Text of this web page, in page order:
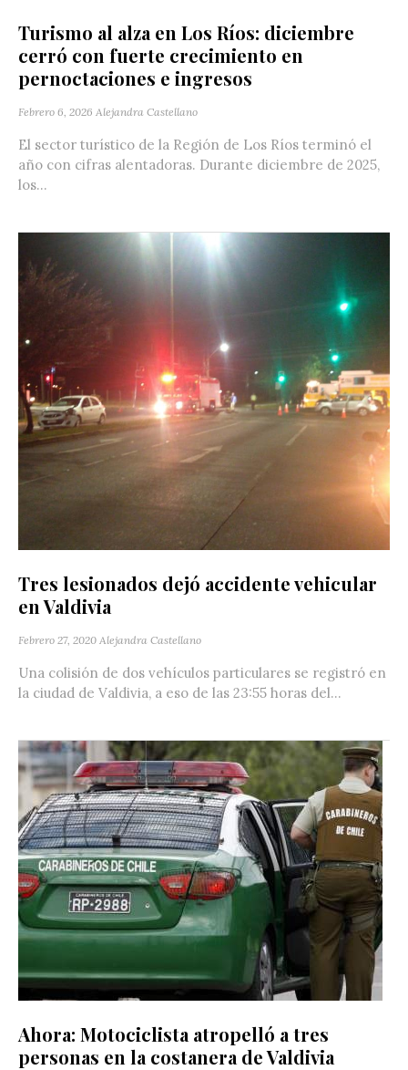
Turismo al alza en Los Ríos: diciembre
cerró con fuerte crecimiento en
pernoctaciones e ingresos
Febrero 6, 2026 Alejandra Castellano
El sector turístico de la Región de Los Ríos terminó el
año con cifras alentadoras. Durante diciembre de 2025,
los...
Tres lesionados dejó accidente vehicular
en Valdivia
Febrero 27, 2020 Alejandra Castellano
Una colisión de dos vehículos particulares se registró en
la ciudad de Valdivia, a eso de las 23:55 horas del...
Ahora: Motociclista atropelló a tres
personas en la costanera de Valdivia